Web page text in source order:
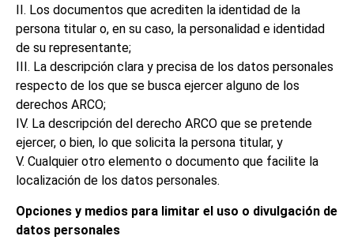
II. Los documentos que acrediten la identidad de la
persona titular o, en su caso, la personalidad e identidad
de su representante;
III. La descripción clara y precisa de los datos personales
respecto de los que se busca ejercer alguno de los
derechos ARCO;
IV. La descripción del derecho ARCO que se pretende
ejercer, o bien, lo que solicita la persona titular, y
V. Cualquier otro elemento o documento que facilite la
localización de los datos personales.
Opciones y medios para limitar el uso o divulgación de
datos personales